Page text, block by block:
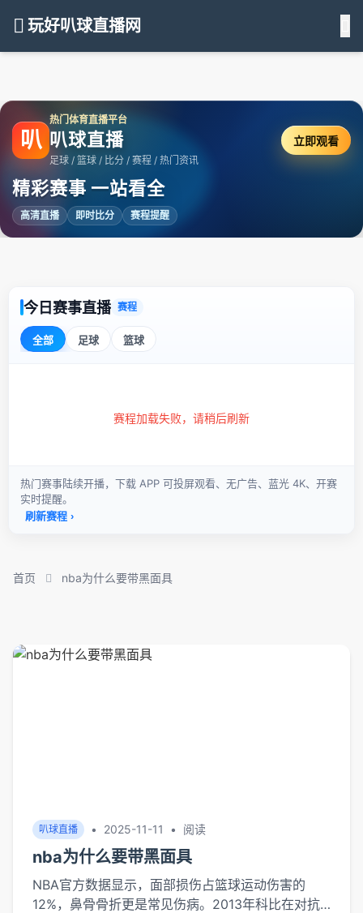
玩好叭球直播网
叭
热门体育直播平台
叭球直播
足球 / 篮球 / 比分 / 赛程 / 热门资讯
精彩赛事 一站看全
高清直播 即时比分 赛程提醒
立即观看
首页 nba为什么要带黑面具
叭球直播 • 2025-11-11 • 阅读
nba为什么要带黑面具
NBA官方数据显示，面部损伤占篮球运动伤害的
12%，鼻骨骨折更是常见伤病。2013年科比在对抗